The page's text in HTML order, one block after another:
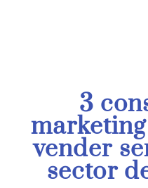
3
vender
sector